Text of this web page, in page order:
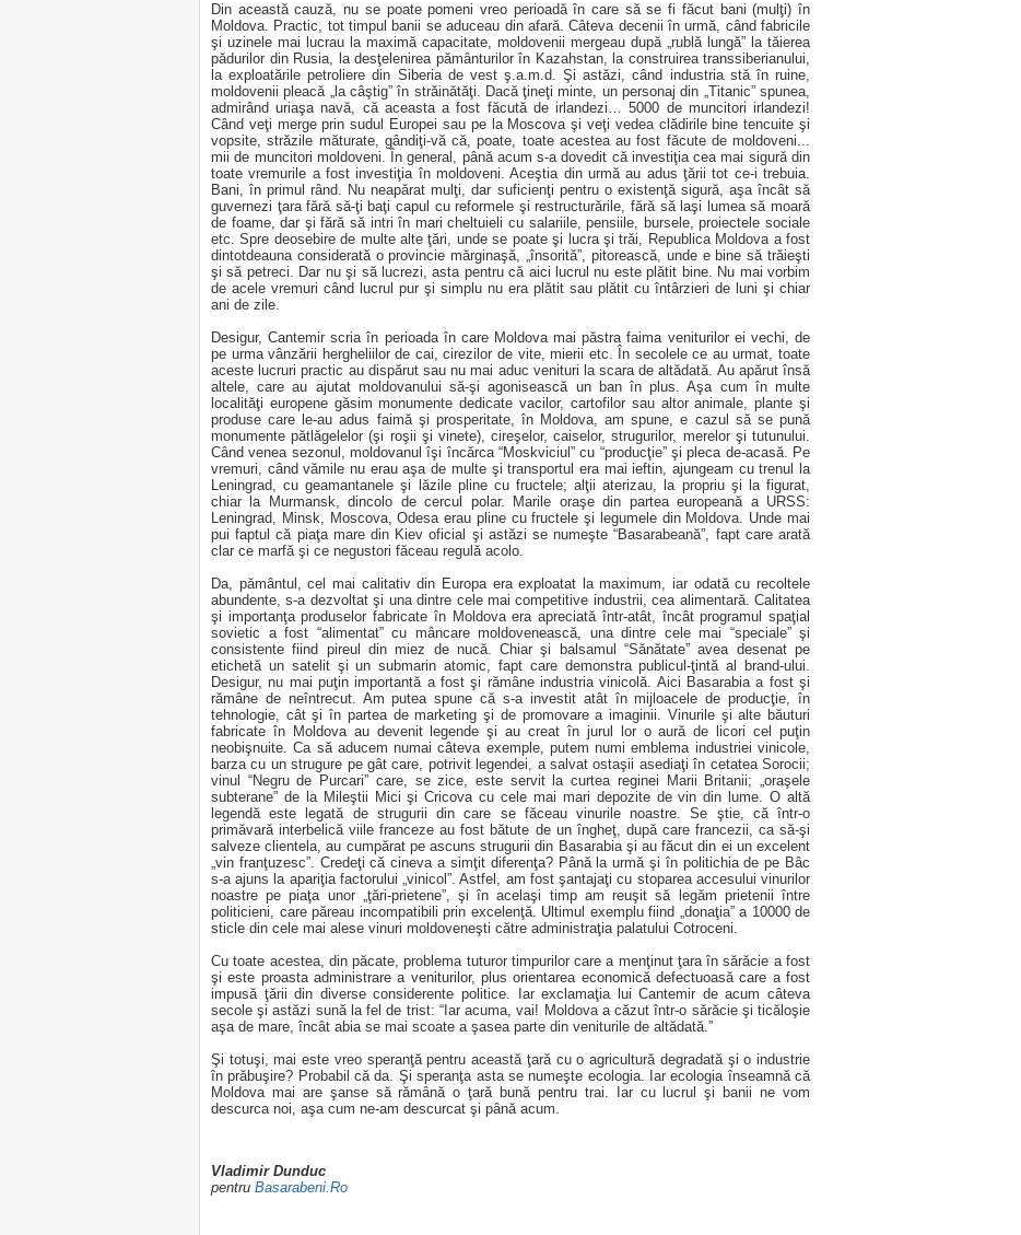
Din această cauză, nu se poate pomeni vreo perioadă în care să se fi făcut bani (mulţi) în
Moldova. Practic, tot timpul banii se aduceau din afară. Câteva decenii în urmă, când fabricile
şi uzinele mai lucrau la maximă capacitate, moldovenii mergeau după „rublă lungă” la tăierea
pădurilor din Rusia, la desţelenirea pământurilor în Kazahstan, la construirea transsiberianului,
la exploatările petroliere din Siberia de vest ş.a.m.d. Şi astăzi, când industria stă în ruine,
moldovenii pleacă „la câştig” în străinătăţi. Dacă ţineţi minte, un personaj din „Titanic” spunea,
admirând uriaşa navă, că aceasta a fost făcută de irlandezi… 5000 de muncitori irlandezi!
Când veţi merge prin sudul Europei sau pe la Moscova şi veţi vedea clădirile bine tencuite şi
vopsite, străzile măturate, gândiţi-vă că, poate, toate acestea au fost făcute de moldoveni...
mii de muncitori moldoveni. În general, până acum s-a dovedit că investiţia cea mai sigură din
toate vremurile a fost investiţia în moldoveni. Aceştia din urmă au adus ţării tot ce-i trebuia.
Bani, în primul rând. Nu neapărat mulţi, dar suficienţi pentru o existenţă sigură, aşa încât să
guvernezi ţara fără să-ţi baţi capul cu reformele şi restructurările, fără să laşi lumea să moară
de foame, dar şi fără să intri în mari cheltuieli cu salariile, pensiile, bursele, proiectele sociale
etc. Spre deosebire de multe alte ţări, unde se poate şi lucra şi trăi, Republica Moldova a fost
dintotdeauna considerată o provincie mărginaşă, „însorită”, pitorească, unde e bine să trăieşti
şi să petreci. Dar nu şi să lucrezi, asta pentru că aici lucrul nu este plătit bine. Nu mai vorbim
de acele vremuri când lucrul pur şi simplu nu era plătit sau plătit cu întârzieri de luni şi chiar
ani de zile.
Desigur, Cantemir scria în perioada în care Moldova mai păstra faima veniturilor ei vechi, de
pe urma vânzării hergheliilor de cai, cirezilor de vite, mierii etc. În secolele ce au urmat, toate
aceste lucruri practic au dispărut sau nu mai aduc venituri la scara de altădată. Au apărut însă
altele, care au ajutat moldovanului să-şi agonisească un ban în plus. Aşa cum în multe
localităţi europene găsim monumente dedicate vacilor, cartofilor sau altor animale, plante şi
produse care le-au adus faimă şi prosperitate, în Moldova, am spune, e cazul să se pună
monumente pătlăgelelor (şi roşii şi vinete), cireşelor, caiselor, strugurilor, merelor şi tutunului.
Când venea sezonul, moldovanul îşi încărca “Moskviciul” cu “producţie” şi pleca de-acasă. Pe
vremuri, când vămile nu erau aşa de multe şi transportul era mai ieftin, ajungeam cu trenul la
Leningrad, cu geamantanele şi lăzile pline cu fructele; alţii aterizau, la propriu şi la figurat,
chiar la Murmansk, dincolo de cercul polar. Marile oraşe din partea europeană a URSS:
Leningrad, Minsk, Moscova, Odesa erau pline cu fructele şi legumele din Moldova. Unde mai
pui faptul că piaţa mare din Kiev oficial şi astăzi se numeşte “Basarabeană”, fapt care arată
clar ce marfă şi ce negustori făceau regulă acolo.
Da, pământul, cel mai calitativ din Europa era exploatat la maximum, iar odată cu recoltele
abundente, s-a dezvoltat şi una dintre cele mai competitive industrii, cea alimentară. Calitatea
şi importanţa produselor fabricate în Moldova era apreciată într-atât, încât programul spaţial
sovietic a fost “alimentat” cu mâncare moldovenească, una dintre cele mai “speciale” şi
consistente fiind pireul din miez de nucă. Chiar şi balsamul “Sănătate” avea desenat pe
etichetă un satelit şi un submarin atomic, fapt care demonstra publicul-ţintă al brand-ului.
Desigur, nu mai puţin importantă a fost şi rămâne industria vinicolă. Aici Basarabia a fost şi
rămâne de neîntrecut. Am putea spune că s-a investit atât în mijloacele de producţie, în
tehnologie, cât şi în partea de marketing şi de promovare a imaginii. Vinurile şi alte băuturi
fabricate în Moldova au devenit legende şi au creat în jurul lor o aură de licori cel puţin
neobişnuite. Ca să aducem numai câteva exemple, putem numi emblema industriei vinicole,
barza cu un strugure pe gât care, potrivit legendei, a salvat ostaşii asediaţi în cetatea Sorocii;
vinul “Negru de Purcari” care, se zice, este servit la curtea reginei Marii Britanii; „oraşele
subterane” de la Mileştii Mici şi Cricova cu cele mai mari depozite de vin din lume. O altă
legendă este legată de strugurii din care se făceau vinurile noastre. Se ştie, că într-o
primăvară interbelică viile franceze au fost bătute de un îngheţ, după care francezii, ca să-şi
salveze clientela, au cumpărat pe ascuns strugurii din Basarabia şi au făcut din ei un excelent
„vin franţuzesc”. Credeţi că cineva a simţit diferenţa? Până la urmă şi în politichia de pe Bâc
s-a ajuns la apariţia factorului „vinicol”. Astfel, am fost şantajaţi cu stoparea accesului vinurilor
noastre pe piaţa unor „ţări-prietene”, şi în acelaşi timp am reuşit să legăm prietenii între
politicieni, care păreau incompatibili prin excelenţă. Ultimul exemplu fiind „donaţia” a 10000 de
sticle din cele mai alese vinuri moldoveneşti către administraţia palatului Cotroceni.
Cu toate acestea, din păcate, problema tuturor timpurilor care a menţinut ţara în sărăcie a fost
şi este proasta administrare a veniturilor, plus orientarea economică defectuoasă care a fost
impusă ţării din diverse considerente politice. Iar exclamaţia lui Cantemir de acum câteva
secole şi astăzi sună la fel de trist: “Iar acuma, vai! Moldova a căzut într-o sărăcie şi ticăloşie
aşa de mare, încât abia se mai scoate a şasea parte din veniturile de altădată.”
Şi totuşi, mai este vreo speranţă pentru această ţară cu o agricultură degradată şi o industrie
în prăbuşire? Probabil că da. Şi speranţa asta se numeşte ecologia. Iar ecologia înseamnă că
Moldova mai are şanse să rămână o ţară bună pentru trai. Iar cu lucrul şi banii ne vom
descurca noi, aşa cum ne-am descurcat şi până acum.
Vladimir Dunduc
pentru Basarabeni.Ro